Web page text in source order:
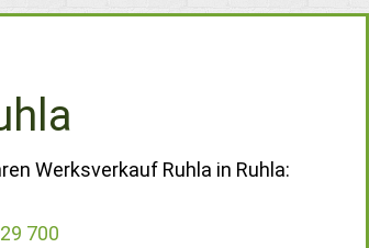
Werksverkauf Ruhla in Ruhla:
700